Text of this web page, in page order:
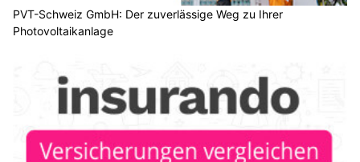
PVT-Schweiz GmbH: Der zuverlässige Weg zu Ihrer
Photovoltaikanlage